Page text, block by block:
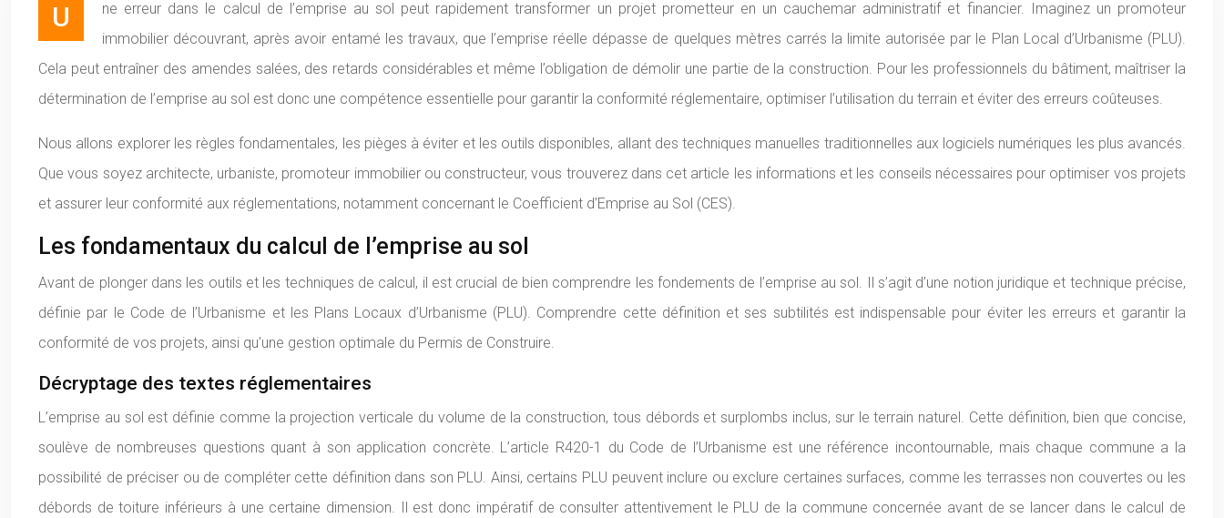
Une erreur dans le calcul de l’emprise au sol peut rapidement transformer un projet prometteur en un cauchemar administratif et financier. Imaginez un promoteur
immobilier découvrant, après avoir entamé les travaux, que l’emprise réelle dépasse de quelques mètres carrés la limite autorisée par le Plan Local d’Urbanisme (PLU).
Cela peut entraîner des amendes salées, des retards considérables et même l’obligation de démolir une partie de la construction. Pour les professionnels du bâtiment, maîtriser la
détermination de l’emprise au sol est donc une compétence essentielle pour garantir la conformité réglementaire, optimiser l’utilisation du terrain et éviter des erreurs coûteuses.
Nous allons explorer les règles fondamentales, les pièges à éviter et les outils disponibles, allant des techniques manuelles traditionnelles aux logiciels numériques les plus avancés.
Que vous soyez architecte, urbaniste, promoteur immobilier ou constructeur, vous trouverez dans cet article les informations et les conseils nécessaires pour optimiser vos projets
et assurer leur conformité aux réglementations, notamment concernant le Coefficient d’Emprise au Sol (CES).
Les fondamentaux du calcul de l’emprise au sol
Avant de plonger dans les outils et les techniques de calcul, il est crucial de bien comprendre les fondements de l’emprise au sol. Il s’agit d’une notion juridique et technique précise,
définie par le Code de l’Urbanisme et les Plans Locaux d’Urbanisme (PLU). Comprendre cette définition et ses subtilités est indispensable pour éviter les erreurs et garantir la
conformité de vos projets, ainsi qu’une gestion optimale du Permis de Construire.
Décryptage des textes réglementaires
L’emprise au sol est définie comme la projection verticale du volume de la construction, tous débords et surplombs inclus, sur le terrain naturel. Cette définition, bien que concise,
soulève de nombreuses questions quant à son application concrète. L’article R420-1 du Code de l’Urbanisme est une référence incontournable, mais chaque commune a la
possibilité de préciser ou de compléter cette définition dans son PLU. Ainsi, certains PLU peuvent inclure ou exclure certaines surfaces, comme les terrasses non couvertes ou les
débords de toiture inférieurs à une certaine dimension. Il est donc impératif de consulter attentivement le PLU de la commune concernée avant de se lancer dans le calcul de